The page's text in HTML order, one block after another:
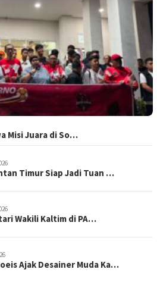
Misi Juara di So…
Timur Siap Jadi Tuan …
Wakili Kaltim di PA…
Ajak Desainer Muda Ka…